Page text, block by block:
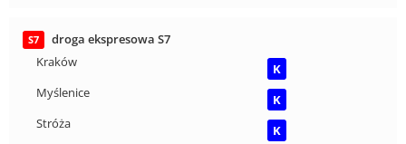
S7
droga ekspresowa S7
Kraków
K
Myślenice
K
Stróża
K